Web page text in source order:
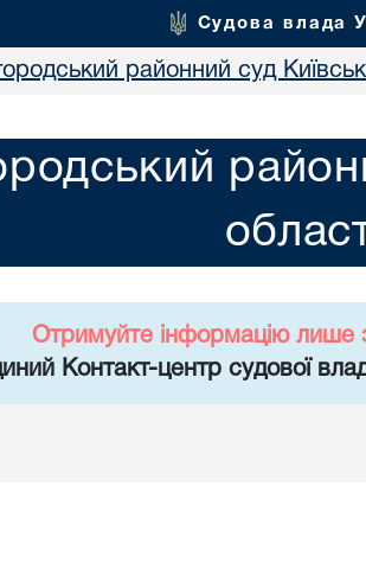
Судова влада
районний суд
Отримуйте інформацію лише
Контакт-центр судової